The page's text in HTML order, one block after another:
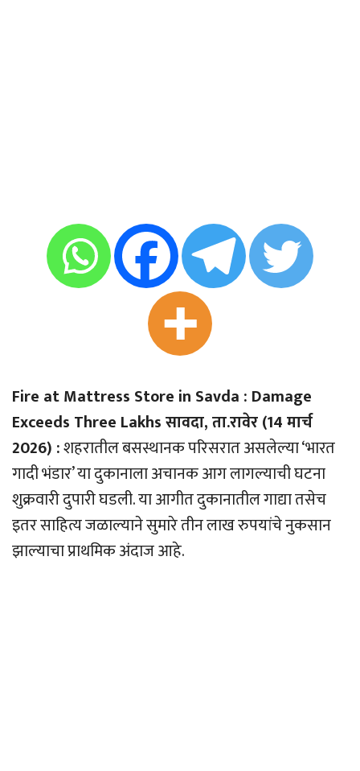
Fire at Mattress Store in Savda : Damage
Exceeds Three Lakhs सावदा, ता.रावेर (14 मार्च
2026) :शहरातील बसस्थानक परिसरात असलेल्या ‘भारत
गादी भंडार’ या दुकानाला अचानक आग लागल्याची घटना
शुक्रवारी दुपारी घडली. या आगीत दुकानातील गाद्या तसेच
इतर साहित्य जळाल्याने सुमारे तीन लाख रुपयांचे नुकसान
झाल्याचा प्राथमिक अंदाज आहे.